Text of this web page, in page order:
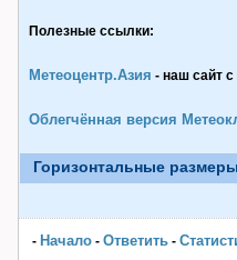
Полезные ссылки:
Метеоцентр.Азия - наш сайт
Облегчённая версия
Горизонтальные
- Начало - Ответить -